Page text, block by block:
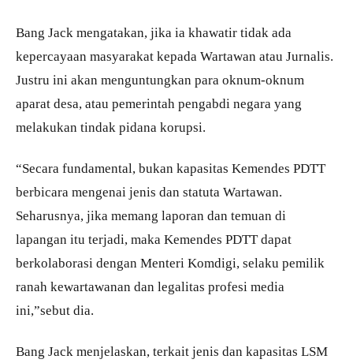
Bang Jack mengatakan, jika ia khawatir tidak ada
kepercayaan masyarakat kepada Wartawan atau Jurnalis.
Justru ini akan menguntungkan para oknum-oknum
aparat desa, atau pemerintah pengabdi negara yang
melakukan tindak pidana korupsi.
“Secara fundamental, bukan kapasitas Kemendes PDTT
berbicara mengenai jenis dan statuta Wartawan.
Seharusnya, jika memang laporan dan temuan di
lapangan itu terjadi, maka Kemendes PDTT dapat
berkolaborasi dengan Menteri Komdigi, selaku pemilik
ranah kewartawanan dan legalitas profesi media
ini,”sebut dia.
Bang Jack menjelaskan, terkait jenis dan kapasitas LSM